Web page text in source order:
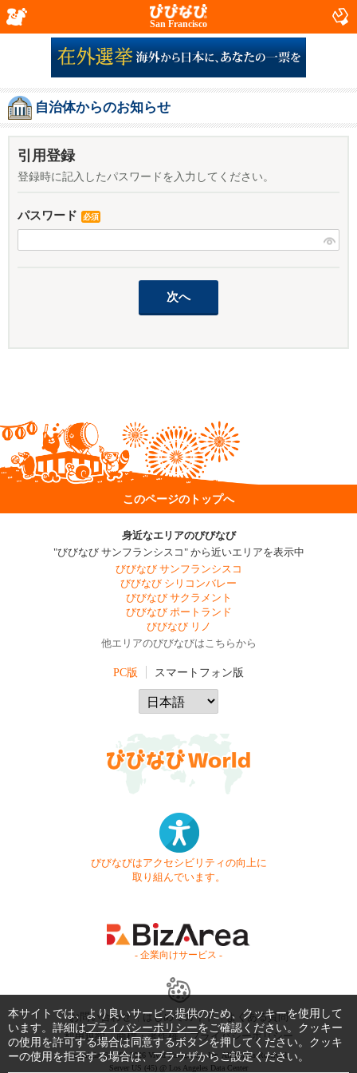
San Francisco
自治体からのお知らせ
引用登録
登録時に記入したパスワードを入力してください。
パスワード 必須
このページのトップへ
身近なエリアのびびなび
"びびなび サンフランシスコ" から近いエリアを表示中
びびなび サンフランシスコ
びびなび シリコンバレー
びびなび サクラメント
びびなび ポートランド
びびなび リノ
他エリアのびびなびはこちらから
PC版 スマートフォン版
びびなびはアクセシビリティの向上に
取り組んでいます。
- 企業向けサービス -
お問い合わせ はじめてガイド
よくある質問
利用規約
商標・著作権 プライバシーポリシー
Copyright © 1999-2026 Vivid Navigation, Inc. All Rights Reserved.
Server US (45) @ Los Angeles Data Center
本サイトでは、より良いサービス提供のため、クッキーを使用して
います。詳細はプライバシーポリシーをご確認ください。クッキー
の使用を許可する場合は同意するボタンを押してください。クッキ
ーの使用を拒否する場合は、ブラウザからご設定ください。